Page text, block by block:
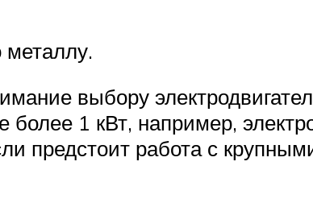
выбору
1 кВт, например,
предстоит работа с